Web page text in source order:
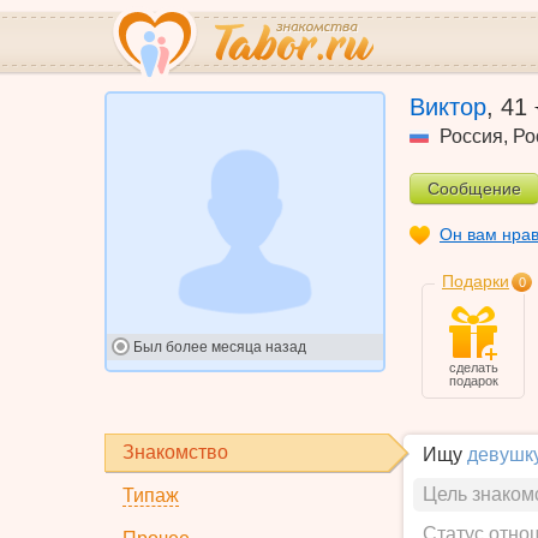
Был более месяца назад
Виктор, 41
Россия,
Сообщение
Он вам
Подарки 0
сделать
подарок
Знакомство
Типаж
Ищу
Цель
Статус